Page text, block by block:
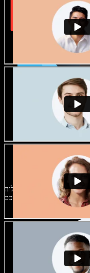
במגוון
דבר. בחרו מתוך מאות קולות